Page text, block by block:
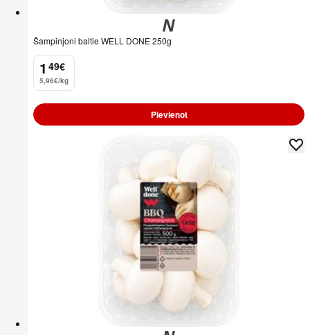
Šampinjoni baltie WELL DONE 250g
1
. 49€
5,96€/kg
Pievienot